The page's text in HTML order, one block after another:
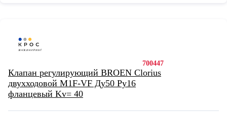
700447
Клапан регулирующий BROEN Clorius
двухходовой M1F-VF Ду50 Ру16
фланцевый Kv= 40